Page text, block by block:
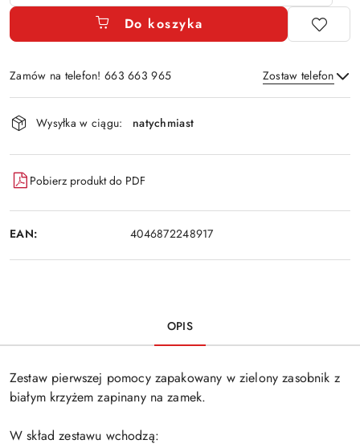
Do koszyka
Zamów na telefon! 663 663 965 Zostaw telefon
Dostępność
i
dostawa
Wysyłka w ciągu: natychmiast
Pobierz produkt do PDF
EAN: 4046872248917
OPIS
Zestaw pierwszej pomocy zapakowany w zielony zasobnik z
białym krzyżem zapinany na zamek.
W skład zestawu wchodzą: